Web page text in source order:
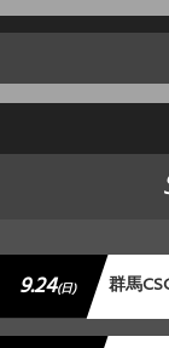
9.24(日) 群馬